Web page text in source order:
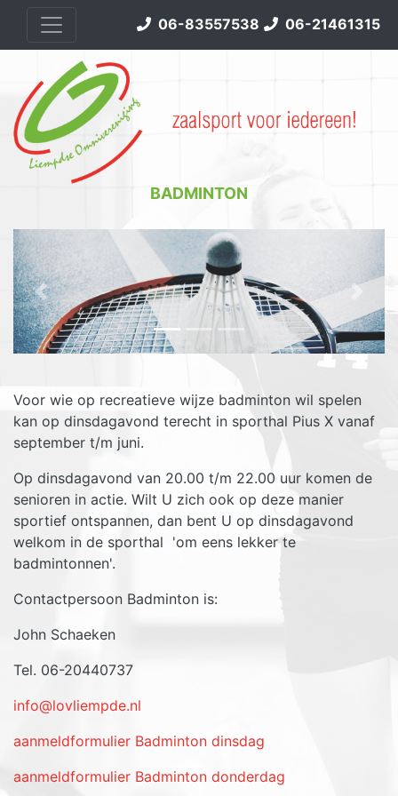
06-83557538 06-21461315
BADMINTON
Voor wie op recreatieve wijze badminton wil spelen
kan op dinsdagavond terecht in sporthal Pius X vanaf
september t/m juni.
Op dinsdagavond van 20.00 t/m 22.00 uur komen de
senioren in actie. Wilt U zich ook op deze manier
sportief ontspannen, dan bent U op dinsdagavond
welkom in de sporthal 'om eens lekker te
badmintonnen'.
Contactpersoon Badminton is:
John Schaeken
Tel. 06-20440737
info@lovliempde.nl
aanmeldformulier Badminton dinsdag
aanmeldformulier Badminton donderdag